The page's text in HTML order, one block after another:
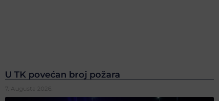
U TK povećan broj požara
7. Augusta 2026.